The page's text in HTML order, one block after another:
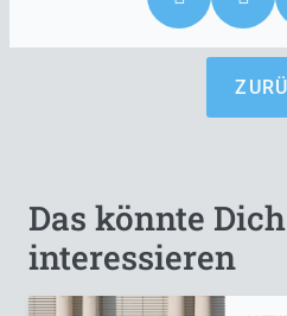
Das könnte
interessieren